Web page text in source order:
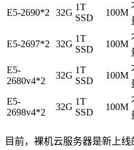
E5-2690*2 32G
1T
SSD
100M
E5-2697*2 32G
1T
SSD
100M
E5-
2680v4*2
32G
1T
SSD
100M
E5-
2698v4*2
32G
1T
SSD
100M
目前，裸机云服务器是新上